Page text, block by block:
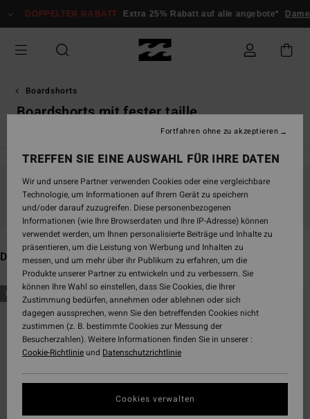
zur
Auswahl
springen
RABATT Extra 25% Rabatt auf alle angebote* Damen Herren
Boardshorts
Boardshorts mit fester taille
Bleib dabei, die Produkte sind bald wieder da
Das könnte dir auch gefallen
Direkt
zu
Filterkriterien
springen
Überspringen
und
filtern
BRANDNEU
TREFFEN SIE EINE AUSWAHL FÜR IHRE DATEN
Wir und unsere Partner verwenden Cookies oder eine vergleichbare
Technologie, um Informationen auf Ihrem Gerät zu speichern
und/oder darauf zuzugreifen. Diese personenbezogenen
Informationen (wie Ihre Browserdaten und Ihre IP-Adresse) können
verwendet werden, um Ihnen personalisierte Beiträge und Inhalte zu
präsentieren, um die Leistung von Werbung und Inhalten zu
messen, und um mehr über ihr Publikum zu erfahren, um die
Produkte unserer Partner zu entwickeln und zu verbessern. Sie
können Ihre Wahl so einstellen, dass Sie Cookies, die Ihrer
Zustimmung bedürfen, annehmen oder ablehnen oder sich
dagegen aussprechen, wenn Sie den betreffenden Cookies nicht
zustimmen (z. B. bestimmte Cookies zur Messung der
Besucherzahlen). Weitere Informationen finden Sie in unserer :
Cookie-Richtlinieund Datenschutzrichtlinie
Cookies verwalten
Fortfahren ohne zu akzeptieren